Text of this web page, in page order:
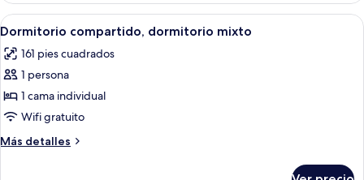
dormitorio
mixto
Abrir
todas
las
fotos
de
Dormitorio
compartido,
dormitorio
Una habitación de hotel moderna
6
Dormitorio compartido, dormitorio mixto
161 pies cuadrados
1 persona
1 cama individual
Wifi gratuito
Más detalles
Más